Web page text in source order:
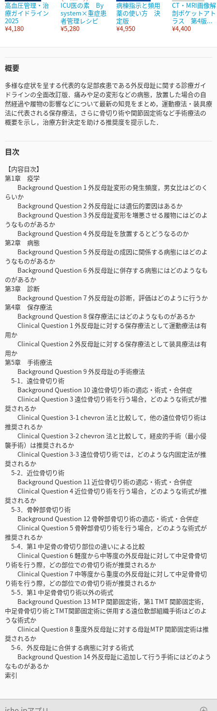
高血圧管理・治
療ガイドライン
2025
¥4,180
ICU医の素 By
system×重症患
者管理レシピ
¥5,280
病棟指示と頻用
薬の使い方 決
定版
¥4,950
CT・MRI画像解
剖ポケットアト
ラス 第4版...
¥4,400
概要
多様な症状を呈する代表的な足部疾患である外反母趾に関する診療ガイ
ドラインの全面改訂版．痛みや足の変形などの病態，放置した場合の自
然経過や履物の影響などについて最新の知見をまとめ，運動療法・装具療
法に代表される保存療法，さらに骨切り術や関節固定術など手術療法の
概要を示し，治療方針決定を助ける推奨度を提示した．
目次
【内容目次】
第1章 疫学
Background Question 1 外反母趾変形の発生頻度，男女比はどのく
らいか
Background Question 2 外反母趾には遺伝的要因はあるか
Background Question 3 外反母趾変形を増悪させる履物にはどのよ
うなものがあるか
Background Question 4 外反母趾を放置するとどうなるのか
第2章 病態
Background Question 5 外反母趾の成因に関係する病態にはどのよ
うなものがあるか
Background Question 6 外反母趾に併存する病態にはどのようなも
のがあるか
第3章 診断
Background Question 7 外反母趾の診断，評価はどのように行うか
第4章 保存療法
Background Question 8 保存療法にはどのようなものがあるか
Clinical Question 1 外反母趾に対する保存療法として運動療法は有
用か
Clinical Question 2 外反母趾に対する保存療法として装具療法は有
用か
第5章 手術療法
Background Question 9 外反母趾の手術療法
5-1．遠位骨切り術
Background Question 10 遠位骨切り術の適応・術式・合併症
Clinical Question 3 遠位骨切り術を行う場合，どのような術式が推
奨されるか
Clinical Question 3-1 chevron 法と比較して，他の遠位骨切り術は
推奨されるか
Clinical Question 3-2 chevron 法と比較して，経皮的手術（最小侵
襲手術）は推奨されるか
Clinical Question 3-3 遠位骨切り術では，どのような内固定法が推
奨されるか
5-2．近位骨切り術
Background Question 11 近位骨切り術の適応・術式・合併症
Clinical Question 4 近位骨切り術を行う場合，どのような術式が推
奨されるか
5-3．骨幹部骨切り術
Background Question 12 骨幹部骨切り術の適応・術式・合併症
Clinical Question 5 骨幹部骨切り術を行う場合，どのような術式が
推奨されるか
5-4．第1 中足骨の骨切り部位の違いによる比較
Clinical Question 6 軽度から中等度の外反母趾に対して中足骨骨切
り術を行う際，どの部位での骨切り術が推奨されるか
Clinical Question 7 中等度から重度の外反母趾に対して中足骨骨切
り術を行う際，どの部位での骨切り術が推奨されるか
5-5．第1 中足骨骨切り術以外の術式
Background Question 13 MTP 関節固定術，第1 TMT 関節固定術，
中足骨骨切り術とTMT関節固定術に併用する遠位軟部組織手術はどのよ
うな術式か
Clinical Question 8 重度外反母趾に対する母趾MTP 関節固定術は推
奨されるか
5-6．外反母趾に合併する病態に対する術式
Background Question 14 外反母趾に追加して行う手術にはどのよう
なものがあるか
索引